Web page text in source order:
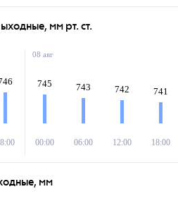
мм рт. ст.
08 авг
745
00:00
743
06:00
742
12:00
741
18:00
мм